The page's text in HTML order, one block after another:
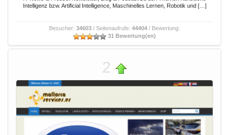
Intelligenz bzw. Artificial Intelligence, Maschinelles Lernen, Robotik und […]
Besucher: 34603 / Seitenaufrufe: 44404 / Bewertung:
31 Bewertung(en)
2